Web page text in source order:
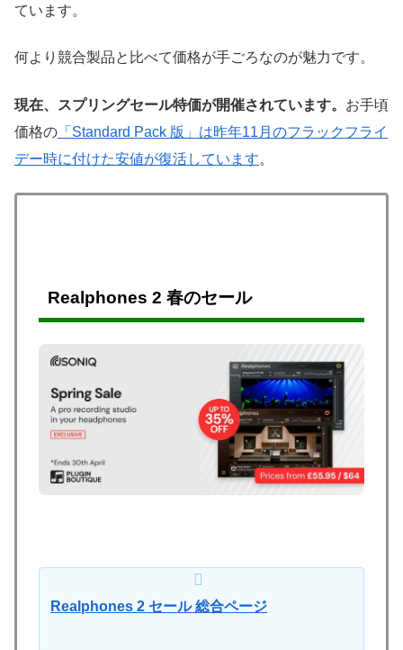
ています。
何より競合製品と比べて価格が手ごろなのが魅力です。
現在、スプリングセール特価が開催されています。 お手頃
価格の 「Standard Pack 版」は昨年11月のフラックフライ
デー時に付けた安値が復活しています。
Realphones 2 春のセール
Realphones 2 セール 総合ページ